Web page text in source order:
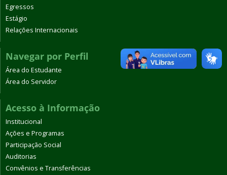
Egressos
Estágio
Relações Internacionais
Navegar por Perfil
Área do Estudante
Área do Servidor
Acesso à Informação
Institucional
Ações e Programas
Participação Social
Auditorias
Convênios e Transferências